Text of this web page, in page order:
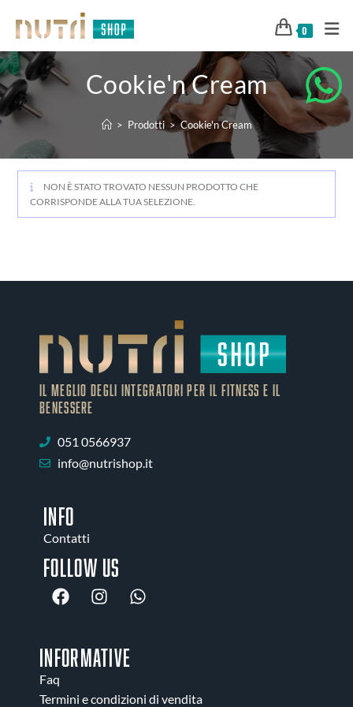
0
Cookie'n Cream
> Prodotti > Cookie'n Cream
NON È STATO TROVATO NESSUN PRODOTTO CHE
CORRISPONDE ALLA TUA SELEZIONE.
IL MEGLIO DEGLI Integratori PER IL FITNESS E IL
BENESSERE
051 0566937
info@nutrishop.it
INFO
Contatti
Follow us
INFORMATIVE
Faq
Termini e condizioni di vendita